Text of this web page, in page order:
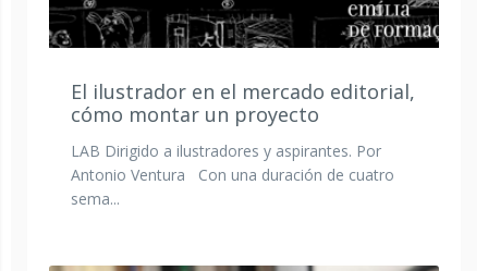
El ilustrador en el mercado editorial,
cómo montar un proyecto
LAB Dirigido a ilustradores y aspirantes. Por
Antonio Ventura Con una duración de cuatro
sema...